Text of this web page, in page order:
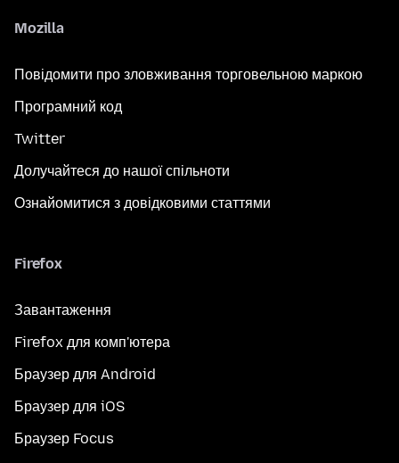
Mozilla
Повідомити про зловживання торговельною маркою
Програмний код
Twitter
Долучайтеся до нашої спільноти
Ознайомитися з довідковими статтями
Firefox
Завантаження
Firefox для комп'ютера
Браузер для Android
Браузер для iOS
Браузер Focus